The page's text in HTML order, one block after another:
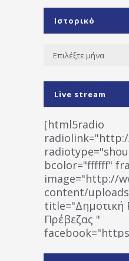
Ιστορικό
Ιστορικό
Live stream
[html5radio
bcolor="ffffff"
image="http://
content/
title="Δημοτική
Πρέβεζας "